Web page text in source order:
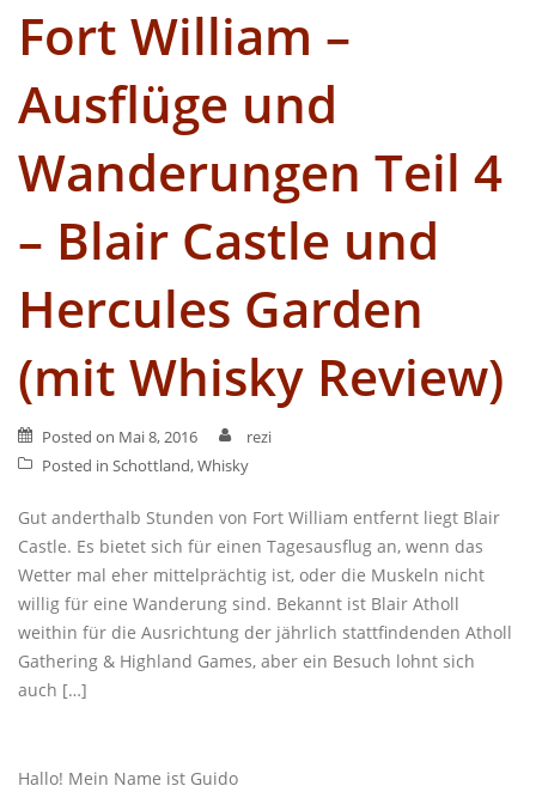
Fort William –
Ausflüge und
Wanderungen Teil 4
– Blair Castle und
Hercules Garden
(mit Whisky Review)
Posted on Mai 8, 2016
rezi
Posted in Schottland,Whisky
Gut anderthalb Stunden von Fort William entfernt liegt Blair
Castle. Es bietet sich für einen Tagesausflug an, wenn das
Wetter mal eher mittelprächtig ist, oder die Muskeln nicht
willig für eine Wanderung sind. Bekannt ist Blair Atholl
weithin für die Ausrichtung der jährlich stattfindenden Atholl
Gathering & Highland Games, aber ein Besuch lohnt sich
auch […]
Hallo! Mein Name ist Guido